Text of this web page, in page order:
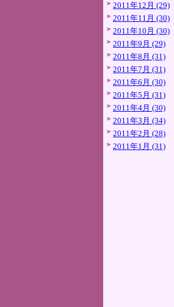
2011年12月 (29)
2011年11月 (30)
2011年10月 (30)
2011年9月 (29)
2011年8月 (31)
2011年7月 (31)
2011年6月 (30)
2011年5月 (31)
2011年4月 (30)
2011年3月 (34)
2011年2月 (28)
2011年1月 (31)